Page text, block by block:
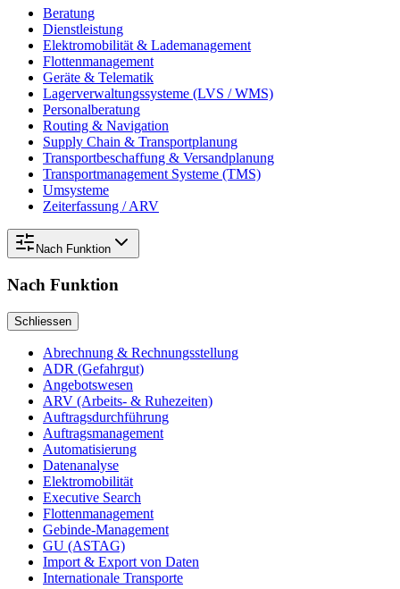
Beratung
Dienstleistung
Elektromobilität & Lademanagement
Flottenmanagement
Geräte & Telematik
Lagerverwaltungssysteme (LVS / WMS)
Personalberatung
Routing & Navigation
Supply Chain & Transportplanung
Transportbeschaffung & Versandplanung
Transportmanagement Systeme (TMS)
Umsysteme
Zeiterfassung / ARV
Nach Funktion
Nach Funktion
Schliessen
Abrechnung & Rechnungsstellung
ADR (Gefahrgut)
Angebotswesen
ARV (Arbeits- & Ruhezeiten)
Auftragsdurchführung
Auftragsmanagement
Automatisierung
Datenanalyse
Elektromobilität
Executive Search
Flottenmanagement
Gebinde-Management
GU (ASTAG)
Import & Export von Daten
Internationale Transporte